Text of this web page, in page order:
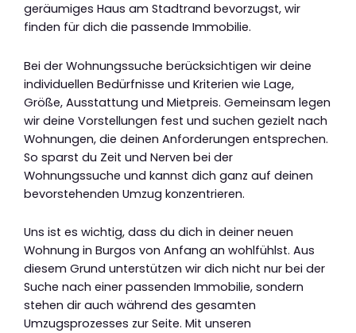
geräumiges Haus am Stadtrand bevorzugst, wir
finden für dich die passende Immobilie.
Bei der Wohnungssuche berücksichtigen wir deine
individuellen Bedürfnisse und Kriterien wie Lage,
Größe, Ausstattung und Mietpreis. Gemeinsam legen
wir deine Vorstellungen fest und suchen gezielt nach
Wohnungen, die deinen Anforderungen entsprechen.
So sparst du Zeit und Nerven bei der
Wohnungssuche und kannst dich ganz auf deinen
bevorstehenden Umzug konzentrieren.
Uns ist es wichtig, dass du dich in deiner neuen
Wohnung in Burgos von Anfang an wohlfühlst. Aus
diesem Grund unterstützen wir dich nicht nur bei der
Suche nach einer passenden Immobilie, sondern
stehen dir auch während des gesamten
Umzugsprozesses zur Seite. Mit unseren